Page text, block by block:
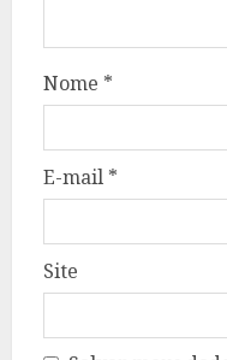
Nome *
E-mail *
Site